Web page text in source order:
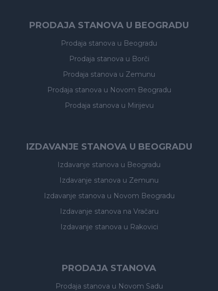
PRODAJA STANOVA U BEOGRADU
Prodaja stanova u Beogradu
Prodaja stanova u Borči
Prodaja stanova u Zemunu
Prodaja stanova u Novom Beogradu
Prodaja stanova u Mirijevu
IZDAVANJE STANOVA U BEOGRADU
Izdavanje stanova u Beogradu
Izdavanje stanova u Zemunu
Izdavanje stanova u Novom Beogradu
Izdavanje stanova na Vračaru
Izdavanje stanova u Rakovici
PRODAJA STANOVA
Prodaja stanova u Novom Sadu